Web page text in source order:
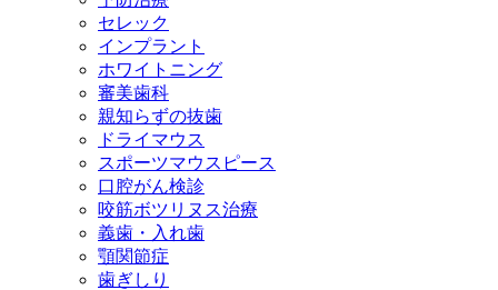
セレック
インプラント
ホワイトニング
審美歯科
親知らずの抜歯
ドライマウス
スポーツマウスピース
口腔がん検診
咬筋ボツリヌス治療
義歯・入れ歯
顎関節症
歯ぎしり